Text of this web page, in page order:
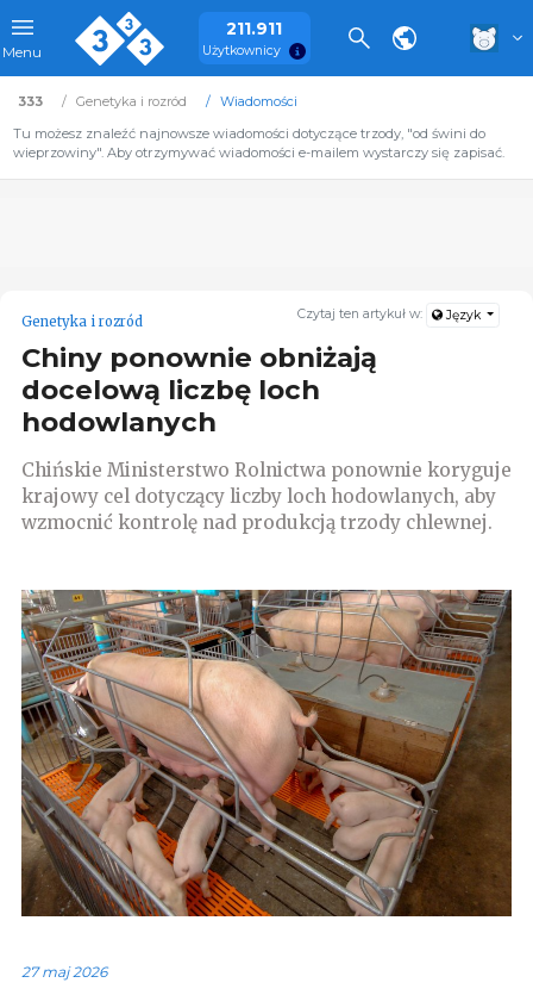
Menu
211.911
Użytkownicy
333 Genetyka i rozród
Wiadomości
Tu możesz znaleźć najnowsze wiadomości dotyczące trzody, "od świni do
wieprzowiny". Aby otrzymywać wiadomości e-mailem wystarczy się zapisać.
Czytaj ten artykuł w: Język
Genetyka i rozród
Chiny ponownie obniżają
docelową liczbę loch
hodowlanych
Chińskie Ministerstwo Rolnictwa ponownie koryguje
krajowy cel dotyczący liczby loch hodowlanych, aby
wzmocnić kontrolę nad produkcją trzody chlewnej.
27 maj 2026